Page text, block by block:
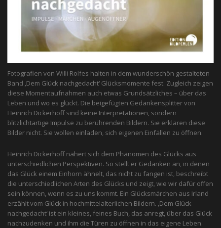
Fotografien von Willi Rolfes halten in dem wunderschön gestalteten
Band ‚Dem Glück nachgedacht‘ Glücksmomente fest. Zugleich zeigen
diese Momentaufnahmen auch etwas Grundsätzliches – über das
Leben und wo es glückt. Die beigefügten Gedankensplitter von
Heinrich Dickerhoff sind keine Interpretationen, sondern
blitzlichtartige Impulse zu berührenden Bildern. Sie erklären diese
Bilder nicht. Sie wollen einladen, sich eigenen Einfällen zu öffnen.
Heinrich Dickerhoff nähert sich dem Phänomen des Glücks aus
unterschiedlichen Perspektiven. So stellt er Gedanken an, in denen
das Glück einem Einhorn ähnelt, das nicht zu fangen ist, beschreibt
die unterschiedlichen Arten des Glücks und zeigt, wie wir dafür offen
sein können, wenn es zu uns kommt. Ein Glücksmärchen aus Irland
erzählt vom Glück in hochmittelalterlichen Bildern. ‚Dem Glück
nachgedacht‘ ist ein kleines, feines Buch, das anregt, über das Glück
nachzudenken und ihm die Türen zu öffnen in das eigene Leben.